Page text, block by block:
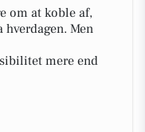
om at koble af,
Men
mere end